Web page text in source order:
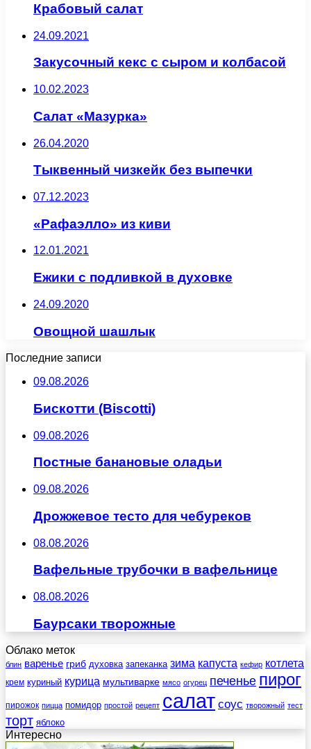
Крабовый салат
24.09.2021
Закусочный кекс с сыром и колбасой
10.02.2023
Салат «Мазурка»
26.04.2020
Тыквенный чизкейк без выпечки
07.12.2023
«Рафаэлло» из киви
12.01.2021
Ежики с подливкой в духовке
24.09.2020
Овощной шашлык
Последние записи
09.08.2026
Бискотти (Biscotti)
09.08.2026
Постные банановые оладьи
09.08.2026
Дрожжевое тесто для чебуреков
08.08.2026
Вафельные трубочки в вафельнице
08.08.2026
Баурсаки творожные
Облако меток
блин варенье гриб духовка запеканка зима капуста кефир котлета
крем куриный курица мультиварке мясо огурец печенье пирог
пирожок пицца помидор простой рецепт салат соус творожный тест
торт яблоко
Интересно